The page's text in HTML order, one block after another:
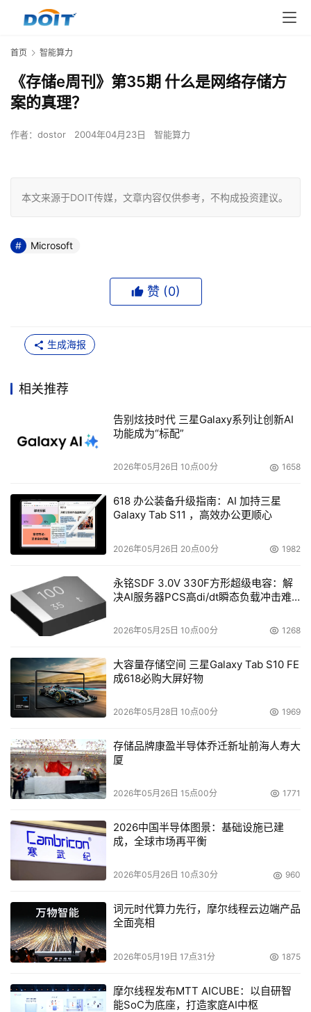
首页 智能算力
《存储e周刊》第35期 什么是网络存储方
案的真理？
作者： dostor 2004年04月23日 智能算力
本文来源于DOIT传媒，文章内容仅供参考，不构成投资建议。
Microsoft
赞 (0)
生成海报
相关推荐
告别炫技时代 三星Galaxy系列让创新AI
功能成为“标配”
2026年05月26日 10点00分 1658
618 办公装备升级指南：AI 加持三星
Galaxy Tab S11 ，高效办公更顺心
2026年05月26日 20点00分 1982
永铭SDF 3.0V 330F方形超级电容：解
决AI服务器PCS高di/dt瞬态负载冲击难
2026年05月25日 10点00分 1268
大容量存储空间 三星Galaxy Tab S10 FE
成618必购大屏好物
2026年05月28日 10点00分 1969
存储品牌康盈半导体乔迁新址前海人寿大
厦
2026年05月26日 15点00分 1771
2026中国半导体图景：基础设施已建
成，全球市场再平衡
2026年05月26日 10点30分 960
词元时代算力先行，摩尔线程云边端产品
全面亮相
2026年05月19日 17点31分 1875
摩尔线程发布MTT AICUBE：以自研智
能SoC为底座，打造家庭AI中枢